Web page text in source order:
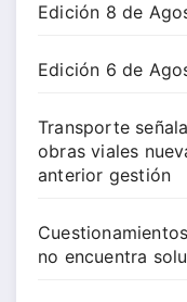
Edición 8 de
Edición 6 de
Transporte
obras viales
anterior gestión
no encuentra